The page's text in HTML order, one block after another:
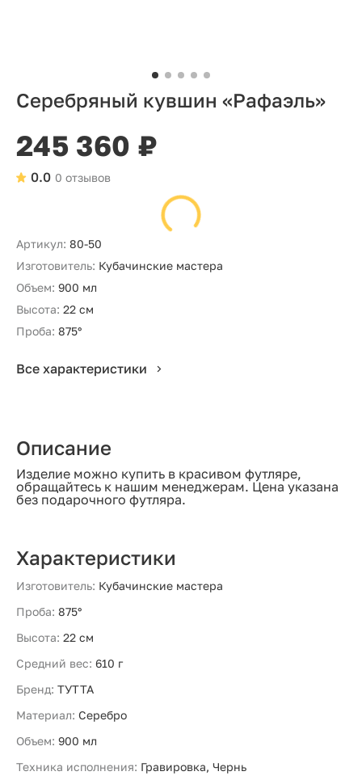
Серебряный кувшин «Рафаэль»
245 360 ₽
0 отзывов
0.0
Артикул: 80-50
Изготовитель: Кубачинские мастера
Объем: 900 мл
Высота: 22 см
Проба: 875°
Все характеристики
Описание
Изделие можно купить в красивом футляре,
обращайтесь к нашим менеджерам. Цена указана
без подарочного футляра.
Характеристики
Изготовитель: Кубачинские мастера
Проба: 875°
Высота: 22 см
Средний вес: 610 г
Бренд: ТУТТА
Материал: Серебро
Объем: 900 мл
Техника исполнения: Гравировка, Чернь